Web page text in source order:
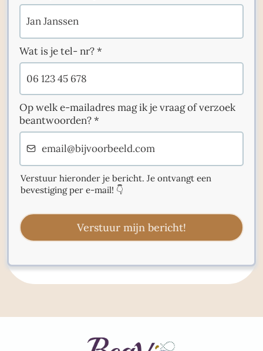
Wat is je tel- nr?*
Op welk e-mailadres mag ik je vraag of verzoek
beantwoorden?*
Verstuur hieronder je bericht. Je ontvangt een
bevestiging per e-mail! 👇
Verstuur mijn bericht!